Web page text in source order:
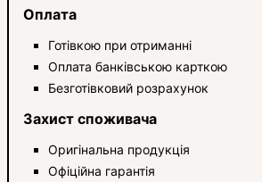
Оплата
Готівкою при отриманні
Оплата банківською карткою
Безготівковий розрахунок
Захист споживача
Оригінальна продукція
Офіційна гарантія